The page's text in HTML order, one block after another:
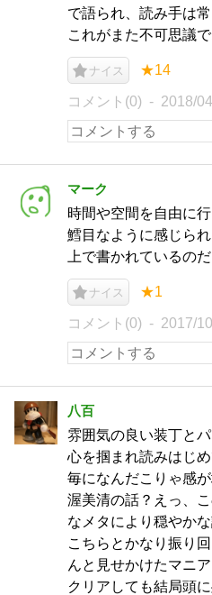
で語られ、読み手は
これがまた不可思議で
ナイス ★14
コメント(0) 2018/
マーク
時間や空間を自由に
鱈目なように感じら
上で書かれているの
ナイス ★1
コメント(0) 2017/
八百
雰囲気の良い装丁と
心を掴まれ読みはじ
毎になんだこりゃ感
渥美清の話？えっ、
なメタにより穏やか
こちらとかなり振り
んと見せかけたマニ
クリアしても結局頭